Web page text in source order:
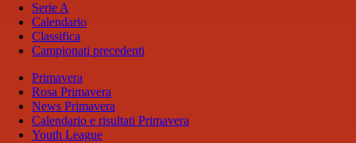
Serie A
Calendario
Classifica
Campionati precedenti
Primavera
Rosa Primavera
News Primavera
Calendario e risultati Primavera
Youth League